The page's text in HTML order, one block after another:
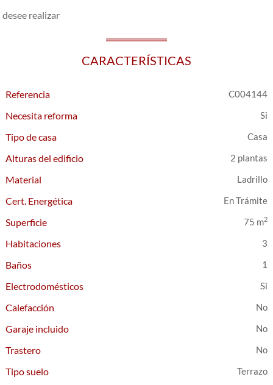
desee realizar
CARACTERÍSTICAS
Referencia C004144
Necesita reforma
Tipo de casa
Casa
Alturas del edificio 2 plantas
Material Ladrillo
Cert. Energética En Trámite
Superficie 75 m2
Habitaciones 3
Baños 1
Electrodomésticos
Calefacción
Garaje incluido
Trastero
Tipo suelo
Terrazo